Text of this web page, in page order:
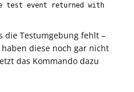
test event returned with
die Testumgebung fehlt –
diese noch gar nicht
das Kommando dazu